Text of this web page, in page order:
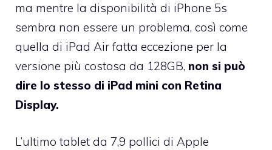
ma mentre la disponibilità di iPhone 5s
sembra non essere un problema, così come
quella di iPad Air fatta eccezione per la
versione più costosa da 128GB, non si può
dire lo stesso di iPad mini con Retina
Display.
L’ultimo tablet da 7,9 pollici di Apple